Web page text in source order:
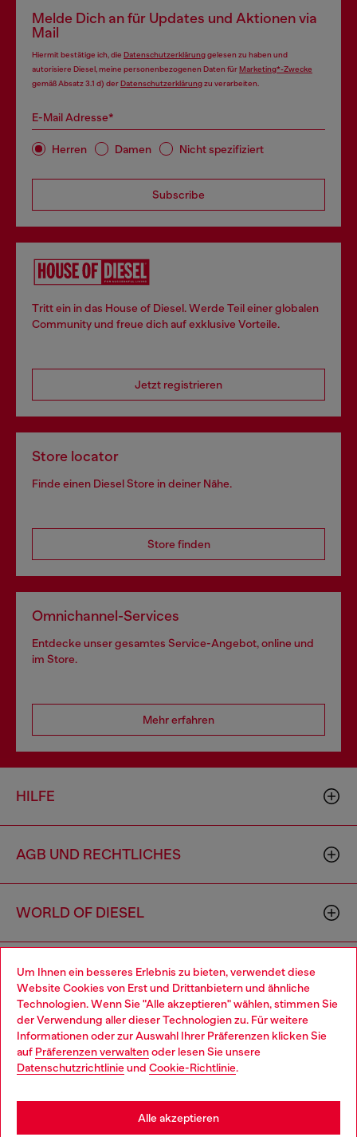
Um Ihnen ein besseres Erlebnis zu bieten, verwendet diese
Website Cookies von Erst und Drittanbietern und ähnliche
Technologien. Wenn Sie "Alle akzeptieren" wählen, stimmen Sie
der Verwendung aller dieser Technologien zu. Für weitere
Informationen oder zur Auswahl Ihrer Präferenzen klicken Sie
auf Präferenzen verwaltenoder lesen Sie unsere
Datenschutzrichtlinieund Cookie-Richtlinie.
Alle akzeptieren
Melde Dich an für Updates und Aktionen via
Mail
Hiermit bestätige ich, die Datenschutzerklärunggelesen zu haben und
autorisiere Diesel, meine personenbezogenen Daten fürMarketing*-Zwecke
gemäß Absatz 3.1 d) derDatenschutzerklärungzu verarbeiten.
E-Mail Adresse*
Herren Damen Nicht spezifiziert
Subscribe
Tritt ein in das House of Diesel. Werde Teil einer globalen
Community und freue dich auf exklusive Vorteile.
Jetzt registrieren
Store locator
Finde einen Diesel Store in deiner Nähe.
Store finden
Omnichannel-Services
Entdecke unser gesamtes Service-Angebot, online und
im Store.
Mehr erfahren
HILFE
AGB UND RECHTLICHES
WORLD OF DIESEL
CORPORATE
Country: DE Language: DE
Choose your location
You are currently browsing Deutschland website, but it seems
you may be based in United States